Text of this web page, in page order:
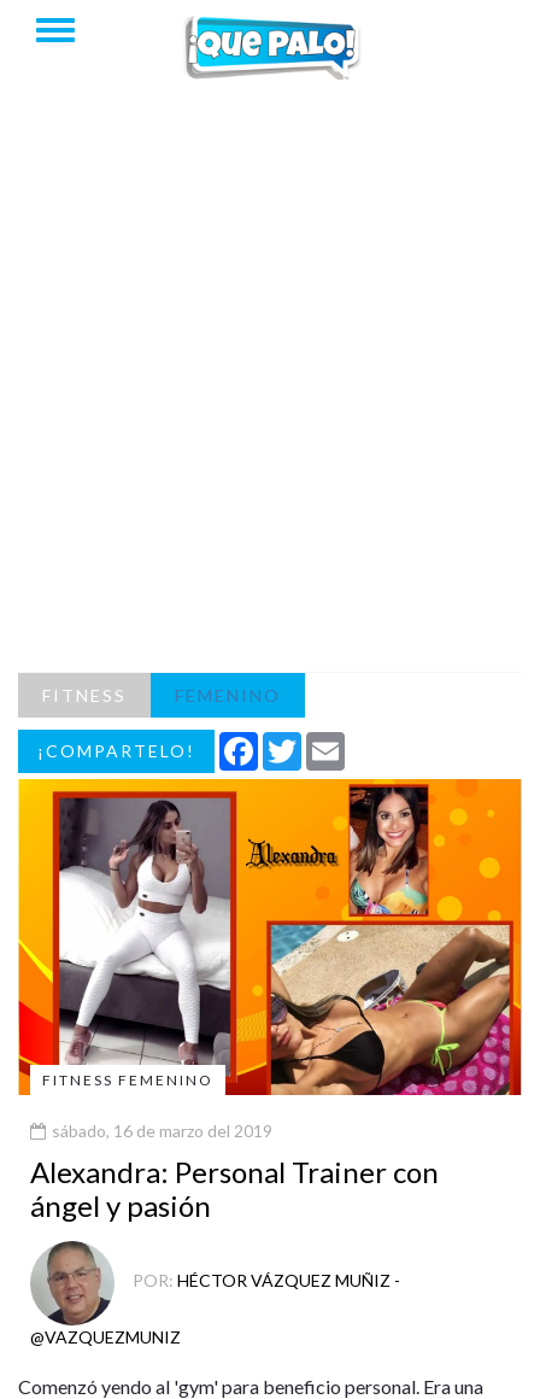
FITNESS FEMENINO
¡COMPARTELO! Facebook
Twitter
FITNESS FEMENINO
sábado, 16 de marzo del 2019
Alexandra: Personal Trainer con
ángel y pasión
POR: HÉCTOR VÁZQUEZ MUÑIZ -
@VAZQUEZMUNIZ
Comenzó yendo al 'gym' para beneficio personal. Era una